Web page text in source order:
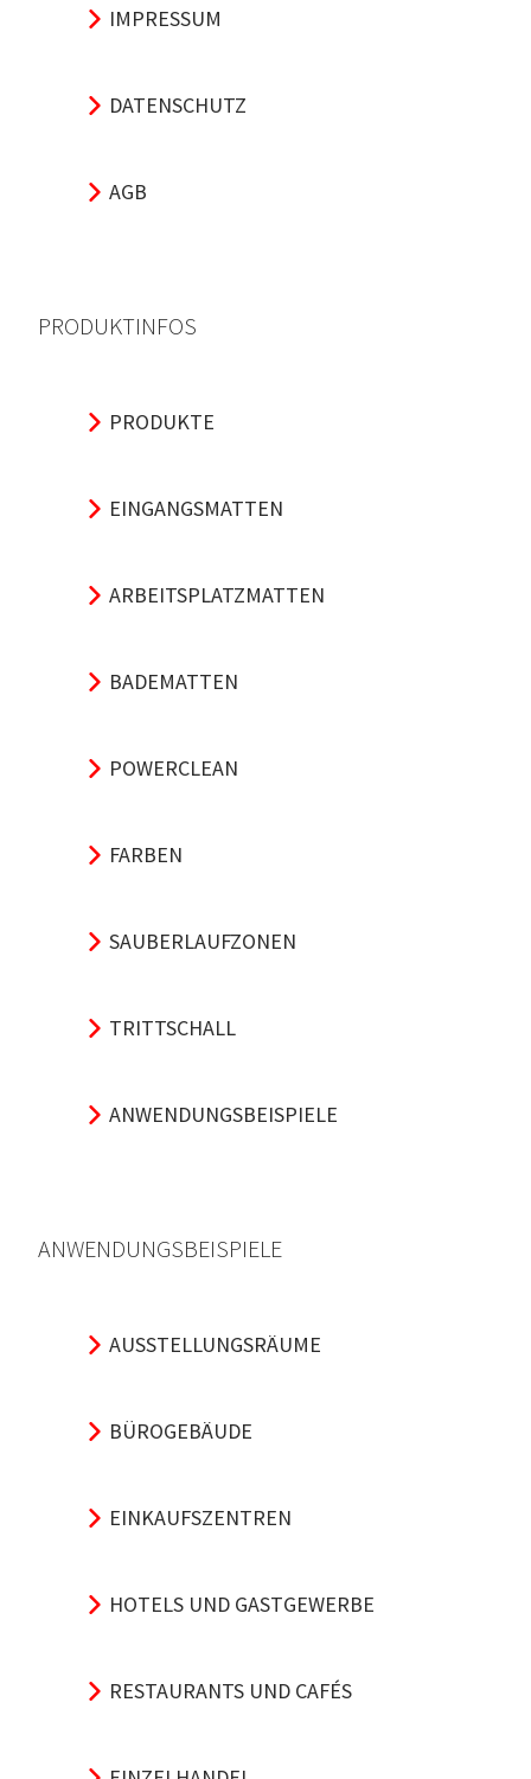
IMPRESSUM
DATENSCHUTZ
AGB
PRODUKTINFOS
PRODUKTE
EINGANGSMATTEN
ARBEITSPLATZMATTEN
BADEMATTEN
POWERCLEAN
FARBEN
SAUBERLAUFZONEN
TRITTSCHALL
ANWENDUNGSBEISPIELE
ANWENDUNGSBEISPIELE
AUSSTELLUNGSRÄUME
BÜROGEBÄUDE
EINKAUFSZENTREN
HOTELS UND GASTGEWERBE
RESTAURANTS UND CAFÉS